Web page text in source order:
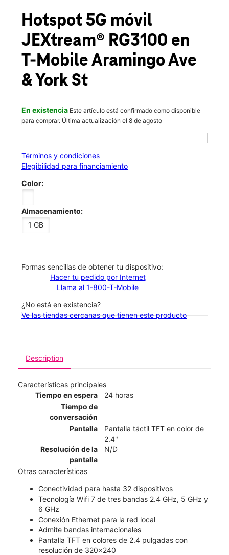
location_on
2499 Aramingo Ave Suites A-B Philadelphia, PA 19125
Hotspot 5G móvil
JEXtream® RG3100 en
T-MobileAramingo Ave
& York St
En existencia Este artículo está confirmado como disponible
para comprar. Última actualización el 8 de agosto
Términos y condiciones
Elegibilidad para financiamiento
Color:
Almacenamiento:
1 GB
​​​​​​​Formas sencillas de obtener tu dispositivo:
Hacer tu pedido por Internet
Llama al 1-800-T-Mobile
¿No está en existencia?
Ve las tiendas cercanas que tienen este producto
Description
Características principales
Tiempo en espera
24 horas
Tiempo de
conversación
Pantalla
Pantalla táctil TFT en color de
2.4"
Resolución de la
pantalla
N/D
Otras características
Conectividad para hasta 32 dispositivos
Tecnología Wifi 7 de tres bandas 2.4 GHz, 5 GHz y
6 GHz
Conexión Ethernet para la red local
Admite bandas internacionales
Pantalla TFT en colores de 2.4 pulgadas con
resolución de 320x240